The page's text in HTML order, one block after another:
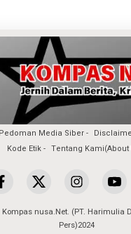
Pedoman Media Siber
Kode Etik
Tentang Kami(About
Kompas nusa.Net. (PT. Harimulia
Pers)2024